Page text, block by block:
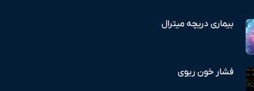
بیماری دریچه میترال
فشار خون ریوی